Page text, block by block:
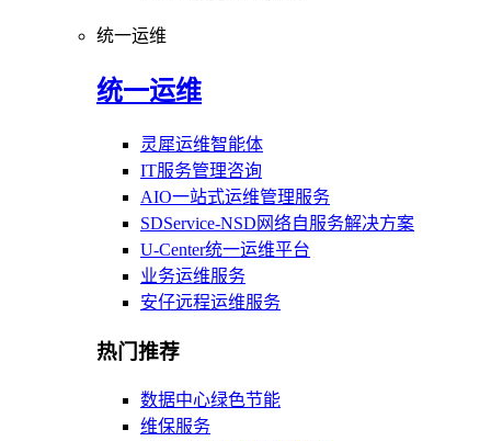
统一运维
统一运维
灵犀运维智能体
IT服务管理咨询
AIO一站式运维管理服务
SDService-NSD网络自服务解决方案
U-Center统一运维平台
业务运维服务
安仔远程运维服务
热门推荐
数据中心绿色节能
维保服务